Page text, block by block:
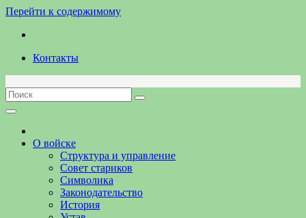
Перейти к содержимому
Контакты
О войске
Структура и управление
Совет стариков
Символика
Законодательство
История